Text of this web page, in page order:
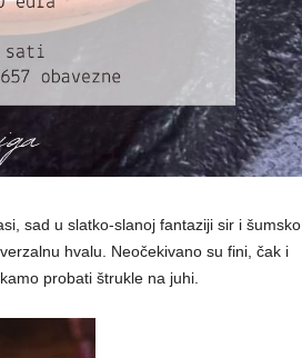
sad u slatko-slanoj fantaziji sir i šumsko
hvalu. Neočekivano su fini, čak i
probati štrukle na juhi.